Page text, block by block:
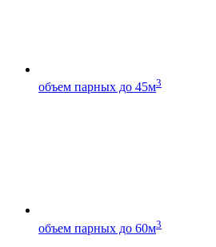
объем парных до 45м3
объем парных до 60м3